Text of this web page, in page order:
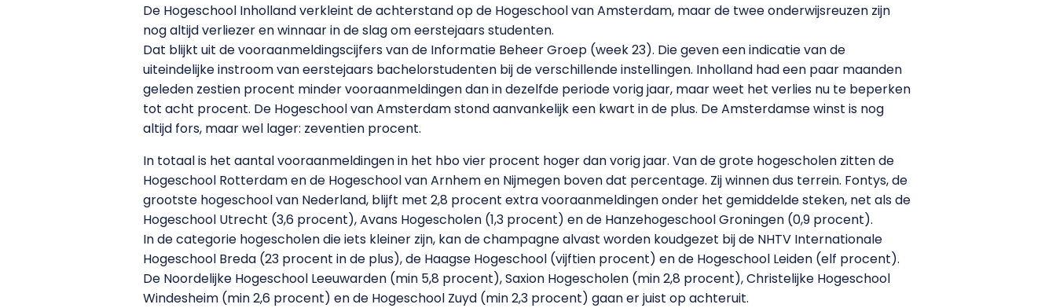
De Hogeschool Inholland verkleint de achterstand op de Hogeschool van Amsterdam, maar de twee onderwijsreuzen zijn
nog altijd verliezer en winnaar in de slag om eerstejaars studenten.
Dat blijkt uit de vooraanmeldingscijfers van de Informatie Beheer Groep (week 23). Die geven een indicatie van de
uiteindelijke instroom van eerstejaars bachelorstudenten bij de verschillende instellingen. Inholland had een paar maanden
geleden zestien procent minder vooraanmeldingen dan in dezelfde periode vorig jaar, maar weet het verlies nu te beperken
tot acht procent. De Hogeschool van Amsterdam stond aanvankelijk een kwart in de plus. De Amsterdamse winst is nog
altijd fors, maar wel lager: zeventien procent.
In totaal is het aantal vooraanmeldingen in het hbo vier procent hoger dan vorig jaar. Van de grote hogescholen zitten de
Hogeschool Rotterdam en de Hogeschool van Arnhem en Nijmegen boven dat percentage. Zij winnen dus terrein. Fontys, de
grootste hogeschool van Nederland, blijft met 2,8 procent extra vooraanmeldingen onder het gemiddelde steken, net als de
Hogeschool Utrecht (3,6 procent), Avans Hogescholen (1,3 procent) en de Hanzehogeschool Groningen (0,9 procent).
In de categorie hogescholen die iets kleiner zijn, kan de champagne alvast worden koudgezet bij de NHTV Internationale
Hogeschool Breda (23 procent in de plus), de Haagse Hogeschool (vijftien procent) en de Hogeschool Leiden (elf procent).
De Noordelijke Hogeschool Leeuwarden (min 5,8 procent), Saxion Hogescholen (min 2,8 procent), Christelijke Hogeschool
Windesheim (min 2,6 procent) en de Hogeschool Zuyd (min 2,3 procent) gaan er juist op achteruit.